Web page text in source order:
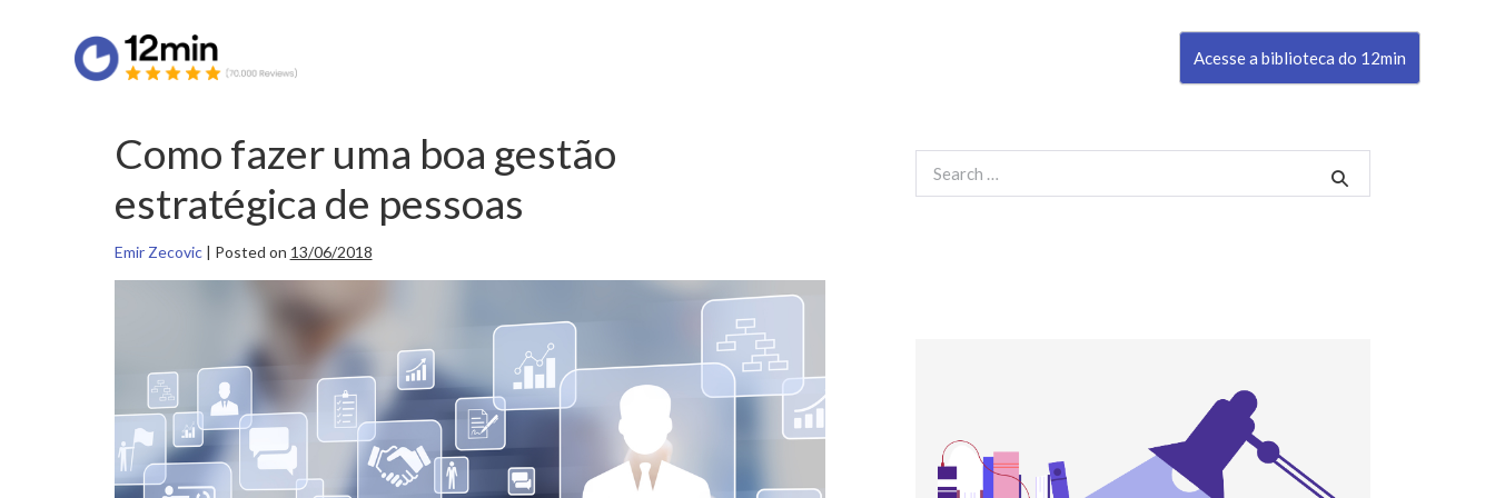
Acesse a biblioteca do 12min
Como fazer uma boa gestão
estratégica de pessoas
Emir Zecovic| Posted on 13/06/2018
for: